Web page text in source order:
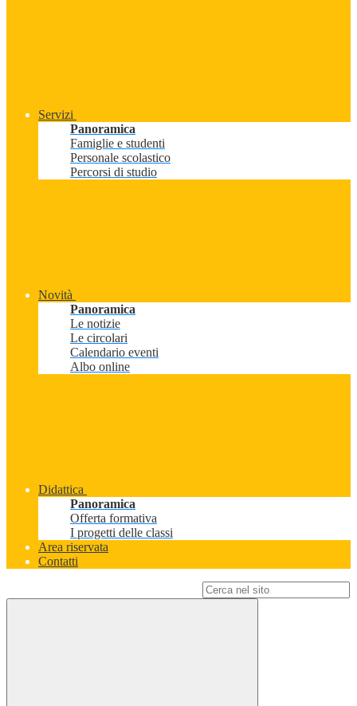
Servizi
Panoramica
Famiglie e studenti
Personale scolastico
Percorsi di studio
Novità
Panoramica
Le notizie
Le circolari
Calendario eventi
Albo online
Didattica
Panoramica
Offerta formativa
I progetti delle classi
Area riservata
Contatti